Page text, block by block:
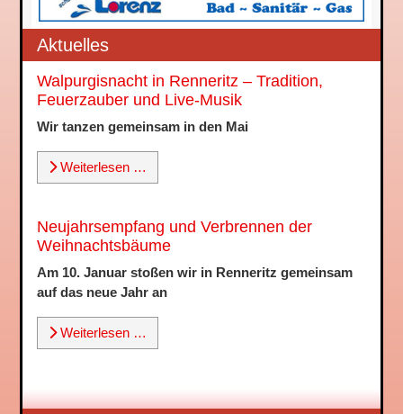
Aktuelles
Walpurgisnacht in Renneritz – Tradition,
Feuerzauber und Live-Musik
Wir tanzen gemeinsam in den Mai
Weiterlesen …
Neujahrsempfang und Verbrennen der
Weihnachtsbäume
Am 10. Januar stoßen wir in Renneritz gemeinsam
auf das neue Jahr an
Weiterlesen …